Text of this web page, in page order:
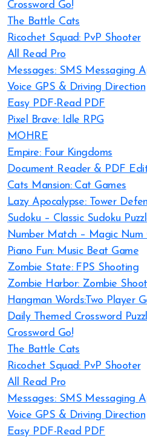
Crossword Go!
The Battle Cats
Ricochet Squad: PvP Shooter
All Read Pro
Messages: SMS Messaging
Voice GPS & Driving Direction
Easy PDF-Read PDF
Pixel Brave: Idle RPG
MOHRE
Empire: Four Kingdoms
Document Reader & PDF
Cats Mansion: Cat Games
Lazy Apocalypse: Tower
Sudoku – Classic Sudoku
Number Match – Magic Num
Piano Fun: Music Beat Game
Zombie State: FPS Shooting
Zombie Harbor: Zombie
Hangman Words:Two Player
Daily Themed Crossword
Crossword Go!
The Battle Cats
Ricochet Squad: PvP Shooter
All Read Pro
Messages: SMS Messaging
Voice GPS & Driving Direction
Easy PDF-Read PDF